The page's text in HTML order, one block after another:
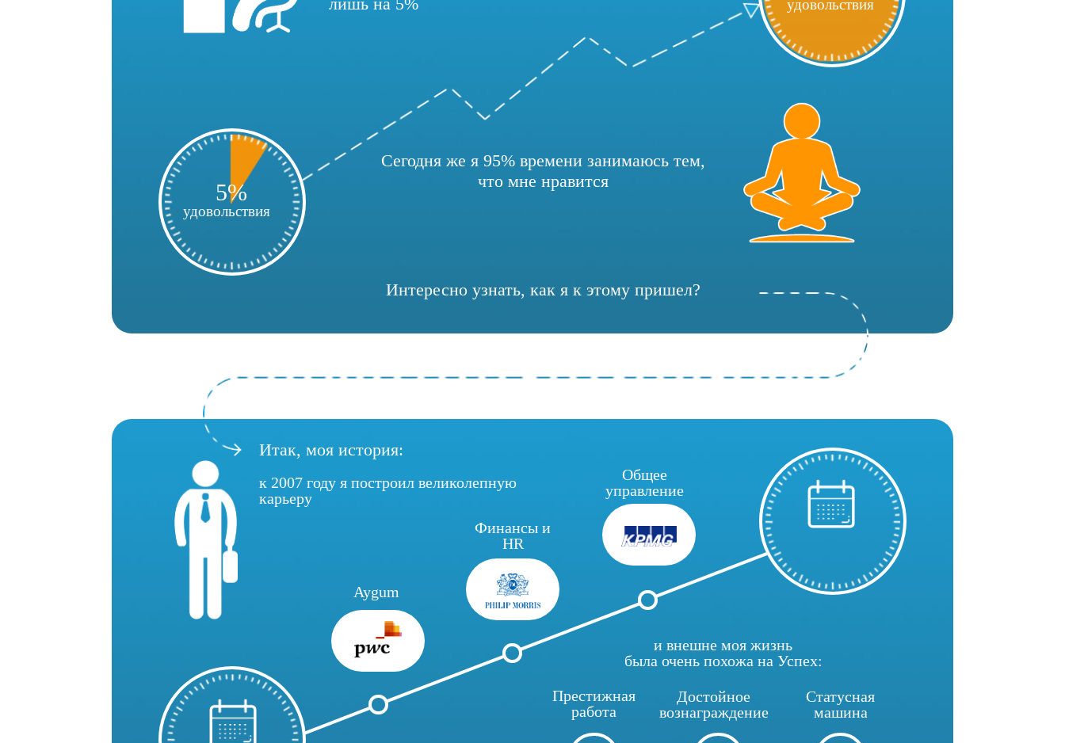
Сегодня же я 95% времени занимаюсь тем,
что мне нравится
Интересно узнать, как я к этому пришел?
удовольствия
удовольствия
Итак, моя история:
к 2007 году я построил великолепную
карьеру
Aygum
Финансы и
HR
Общее
управление
и внешне моя жизнь
была очень похожа на Успех:
Престижная
работа
Достойное
вознаграждение
Статусная
машина
5%